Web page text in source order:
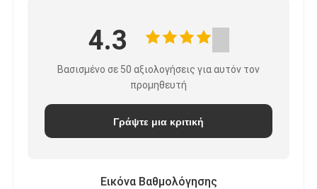
4.3
Βασισμένο σε 50 αξιολογήσεις για αυτόν τον
προμηθευτή
Γράψτε μια κριτική
Εικόνα Βαθμολόγησης